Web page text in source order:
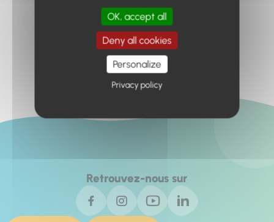
Retour à l'accueil
Retrouvez-nous sur
OK, accept all
Deny all cookies
Personalize
Privacy policy